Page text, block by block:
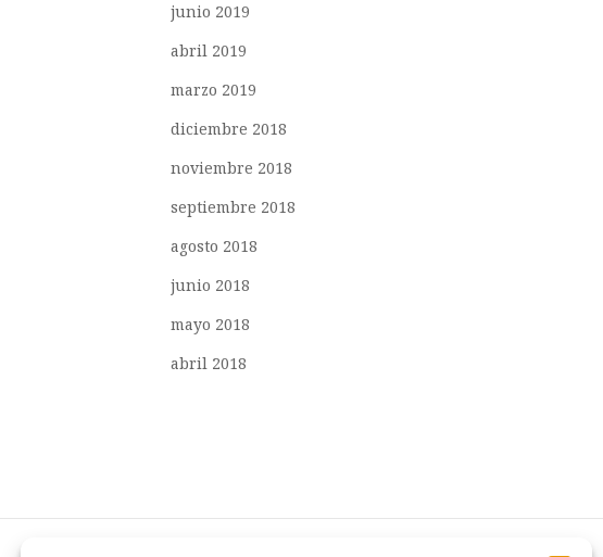
junio 2019
abril 2019
marzo 2019
diciembre 2018
noviembre 2018
septiembre 2018
agosto 2018
junio 2018
mayo 2018
abril 2018